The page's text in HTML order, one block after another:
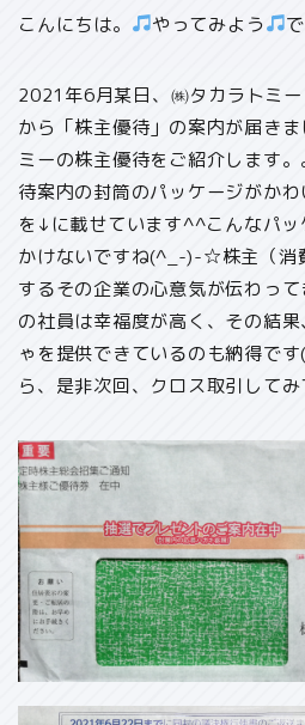
こんにちは。 やってみよう
2021年6月某日、㈱タカラトミー
から「株主優待」の案内が届き
ミーの株主優待をご紹介します。
待案内の封筒のパッケージがか
を↓に載せています^^こんなパ
かけないですね(^_-)-☆株主（消
するその企業の心意気が伝わっ
の社員は幸福度が高く、その結果
ゃを提供できているのも納得で
ら、是非次回、クロス取引して